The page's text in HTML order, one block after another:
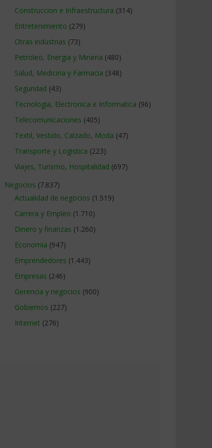
Construccion e Infraestructura (314)
Entretenimiento (279)
Otras industrias (73)
Petroleo, Energia y Mineria (480)
Salud, Medicina y Farmacia (348)
Seguridad (43)
Tecnologia, Electronica e Informatica (96)
Telecomunicaciones (405)
Textil, Vestido, Calzado, Moda (47)
Transporte y Logistica (223)
Viajes, Turismo, Hospitalidad (697)
Negocios (7.837)
Actualidad de negocios (1.519)
Carrera y Empleo (1.710)
Dinero y finanzas (1.260)
Economía (947)
Emprendedores (1.443)
Empresas (246)
Gerencia y negocios (900)
Gobiernos (227)
Internet (276)